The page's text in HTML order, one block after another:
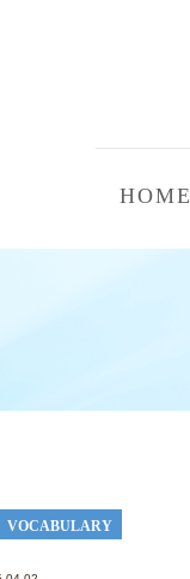
HOME
VOCABULARY